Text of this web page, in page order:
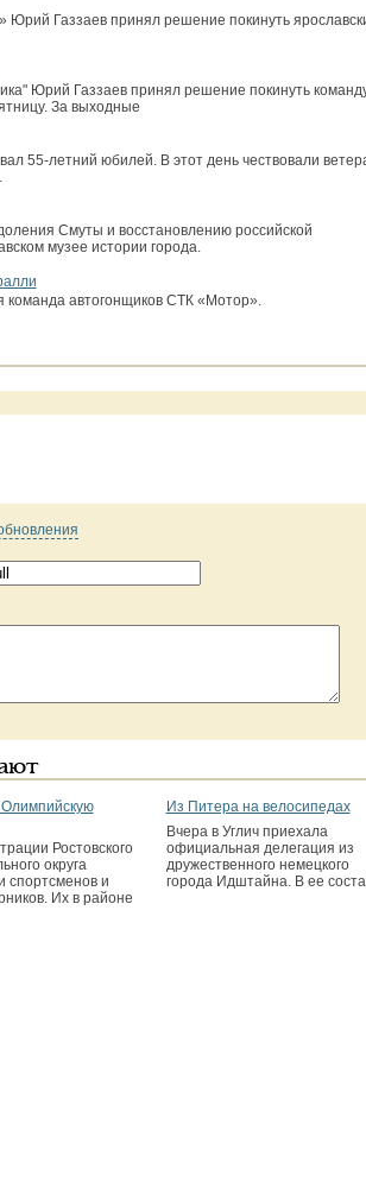
Юрий Газзаев принял решение покинуть
Юрий Газзаев принял решение покинуть
За выходные
55-летний юбилей. В этот день чествовали
Смуты и восстановлению российской
музее истории города.
команда автогонщиков СТК «Мотор».
Ростовского
округа
спортсменов и
Их в районе
Из Питера на велосипедах
Вчера в Углич приехала
официальная делегация из
дружественного немецкого
города Идштайна. В ее